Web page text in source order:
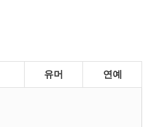
유머 연예